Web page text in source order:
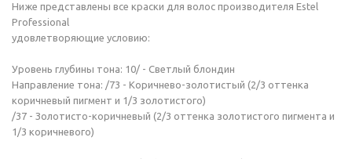
Ниже представлены все краски для волос производителя Estel
Professional
удовлетворяющие условию:
Уровень глубины тона: 10/ - Светлый блондин
Направление тона: /73 - Коричнево-золотистый (2/3 оттенка
коричневый пигмент и 1/3 золотистого)
/37 - Золотисто-коричневый (2/3 оттенка золотистого пигмента и
1/3 коричневого)